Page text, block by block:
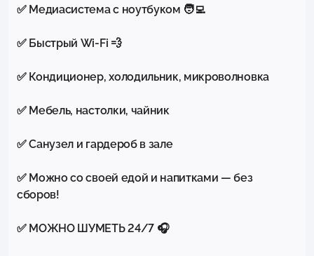
✅ Медиасистема с ноутбуком 🧑‍💻
✅ Быстрый Wi-Fi 💨
✅ Кондиционер, холодильник, микроволновка
✅ Мебель, настолки, чайник
✅ Санузел и гардероб в зале
✅ Можно со своей едой и напитками — без
сборов!
✅ МОЖНО ШУМЕТЬ 24/7 🎧